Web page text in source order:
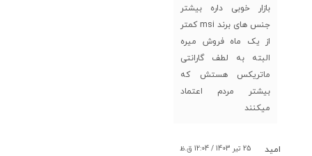
بازار خوبی داره بیشتر
جنس های برند msi کمتر
از یک ماه فروش میره
البته به لطف گارانتی
ماتریکس هستش که
بیشتر مردم اعتماد
میکنند
امید
25 تیر 1403 / 12:04 ق.ظ